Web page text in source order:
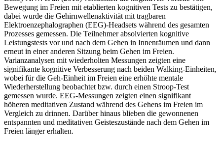
Bewegung im Freien mit etablierten kognitiven Tests zu bestätigen,
dabei wurde die Gehirnwellenaktivität mit tragbaren
Elektroenzephalographen (EEG)-Headsets während des gesamten
Prozesses gemessen. Die Teilnehmer absolvierten kognitive
Leistungstests vor und nach dem Gehen in Innenräumen und dann
erneut in einer anderen Sitzung beim Gehen im Freien.
Varianzanalysen mit wiederholten Messungen zeigten eine
signifikante kognitive Verbesserung nach beiden Walking-Einheiten,
wobei für die Geh-Einheit im Freien eine erhöhte mentale
Wiederherstellung beobachtet bzw. durch einen Stroop-Test
gemessen wurde. EEG-Messungen zeigten einen signifikant
höheren meditativen Zustand während des Gehens im Freien im
Vergleich zu drinnen. Darüber hinaus blieben die gewonnenen
entspannten und meditativen Geisteszustände nach dem Gehen im
Freien länger erhalten.